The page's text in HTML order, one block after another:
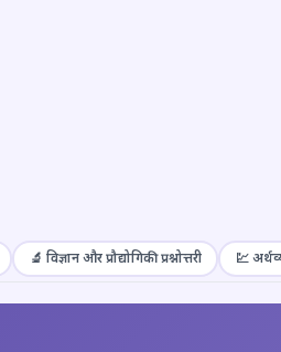
🔬 विज्ञान और प्रौद्योगिकी प्रश्नोत्तरी 💹